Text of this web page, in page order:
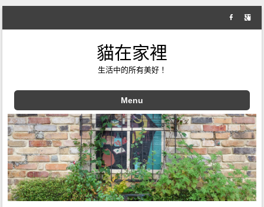
貓在家裡
生活中的所有美好！
Menu
Skip to content